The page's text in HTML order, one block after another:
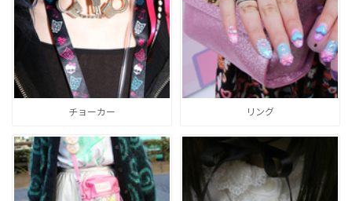
チョーカー リング